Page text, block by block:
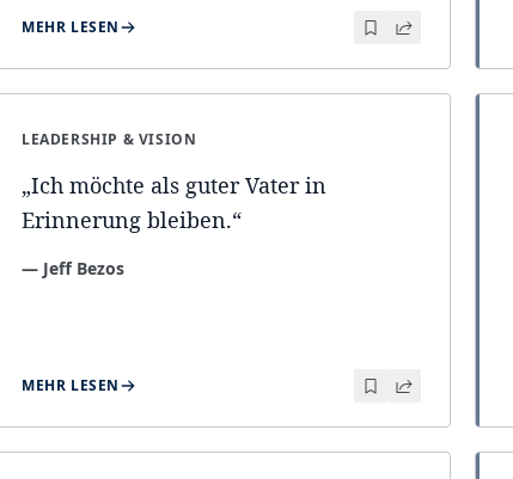
MEHR LESEN
LEADERSHIP & VISION
„Ich möchte als guter Vater in
Erinnerung bleiben.“
— Jeff Bezos
MEHR LESEN